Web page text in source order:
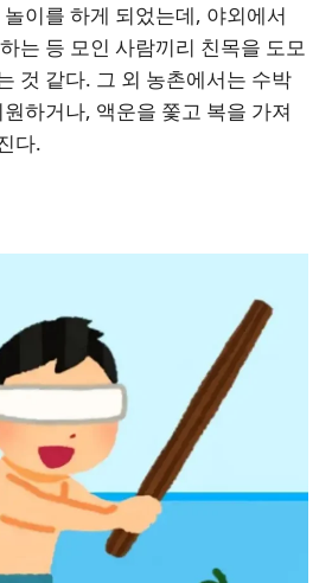
이를 하게 되었는데, 야외에서
는 등 모인 사람끼리 친목을 도모
것 같다. 그 외 농촌에서는 수박
하거나, 액운을 쫓고 복을 가져
다.